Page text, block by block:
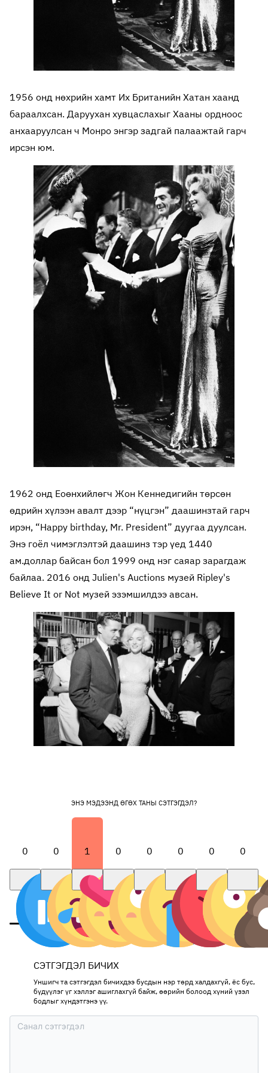
1956 онд нөхрийн хамт Их Британийн Хатан хаанд
бараалхсан. Даруухан хувцаслахыг Хааны ордноос
анхааруулсан ч Монро энгэр задгай палаажтай гарч
ирсэн юм.
1962 онд Еоөнхийлөгч Жон Кеннедигийн төрсөн
өдрийн хүлээн авалт дээр “нүцгэн” даашинзтай гарч
ирэн, “Happy birthday, Mr. President” дуугаа дуулсан.
Энэ гоёл чимэглэлтэй даашинз тэр үед 1440
ам.доллар байсан бол 1999 онд нэг саяар зарагдаж
байлаа. 2016 онд Julien's Auctions музей Ripley's
Believe It or Not музей эзэмшилдээ авсан.
ЭНЭ МЭДЭЭНД ӨГӨХ ТАНЫ СЭТГЭГДЭЛ?
0 0 1 0 0 0 0 0
СЭТГЭГДЭЛ БИЧИХ
Уншигч та сэтгэгдэл бичихдээ бусдын нэр төрд халдахгүй, ёс бус,
бүдүүлэг үг хэллэг ашиглахгүй байж, өөрийн болоод хүний үзэл
бодлыг хүндэтгэнэ үү.